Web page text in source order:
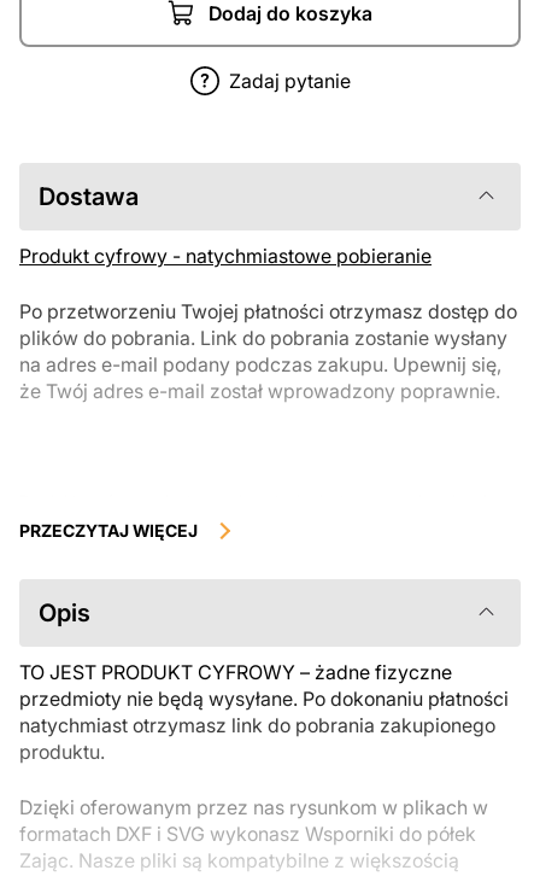
Dodaj do koszyka
Zadaj pytanie
Dostawa
Produkt cyfrowy - natychmiastowe pobieranie
Po przetworzeniu Twojej płatności otrzymasz dostęp do
plików do pobrania. Link do pobrania zostanie wysłany
na adres e-mail podany podczas zakupu. Upewnij się,
że Twój adres e-mail został wprowadzony poprawnie.
podlegają zwrotowi ani wymianie po ich pobraniu. Zalecamy
przed zakupem. Jeśli masz jakiekolwiek problemy z zamówieniem,
skontaktuj się bezpośrednio ze sprzedawcą.
PRZECZYTAJ WIĘCEJ
Opis
TO JEST PRODUKT CYFROWY – żadne fizyczne
przedmioty nie będą wysyłane. Po dokonaniu płatności
natychmiast otrzymasz link do pobrania zakupionego
produktu.
Dzięki oferowanym przez nas rysunkom w plikach w
formatach DXF i SVG wykonasz Wsporniki do półek
Zając. Nasze pliki są kompatybilne z większością